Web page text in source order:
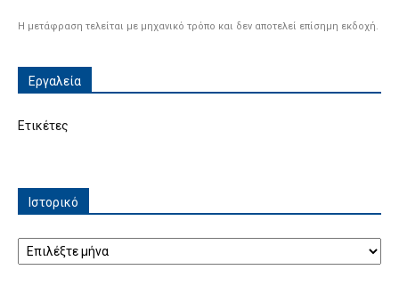
Η μετάφραση τελείται με μηχανικό τρόπο και δεν αποτελεί επίσημη εκδοχή.
Εργαλεία
Ετικέτες
Ιστορικό
Ιστορικό